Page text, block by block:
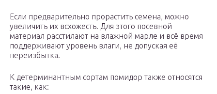
Если предварительно прорастить семена, можно
увеличить их всхожесть. Для этого посевной
материал расстилают на влажной марле и всё время
поддерживают уровень влаги, не допуская её
переизбытка.
К детерминантным сортам помидор также относятся
такие, как: